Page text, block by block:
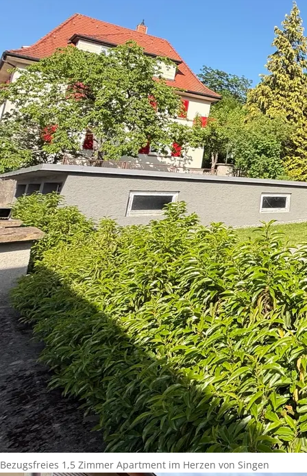
Bezugsfreies 1,5 Zimmer Apartment im Herzen von Singen